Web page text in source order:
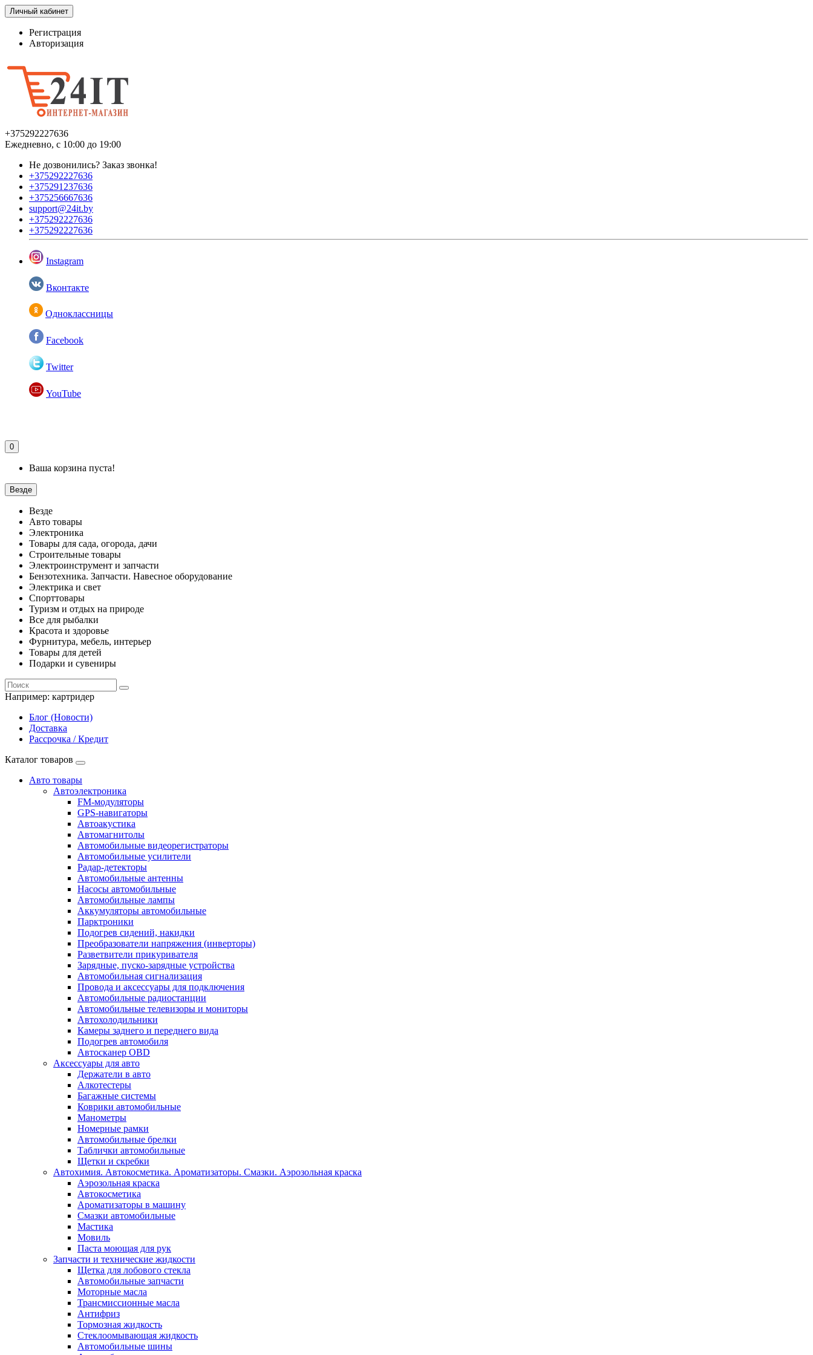
Личный кабинет
Регистрация
Авторизация
+375292227636
Ежедневно, с 10:00 до 19:00
Не дозвонились? Заказ звонка!
+375292227636
+375291237636
+375256667636
support@24it.by
+375292227636
+375292227636
Instagram
Вконтакте
Одноклассницы
Facebook
Twitter
YouTube
0
Ваша корзина пуста!
Везде
Везде
Авто товары
Электроника
Товары для сада, огорода, дачи
Строительные товары
Электроинструмент и запчасти
Бензотехника. Запчасти. Навесное оборудование
Электрика и свет
Спорттовары
Туризм и отдых на природе
Все для рыбалки
Красота и здоровье
Фурнитура, мебель, интерьер
Товары для детей
Подарки и сувениры
Например: картридер
Блог (Новости)
Доставка
Рассрочка / Кредит
Каталог товаров
Авто товары
Автоэлектроника
FM-модуляторы
GPS-навигаторы
Автоакустика
Автомагнитолы
Автомобильные видеорегистраторы
Автомобильные усилители
Радар-детекторы
Автомобильные антенны
Насосы автомобильные
Автомобильные лампы
Аккумуляторы автомобильные
Парктроники
Подогрев сидений, накидки
Преобразователи напряжения (инверторы)
Разветвители прикуривателя
Зарядные, пуско-зарядные устройства
Автомобильная сигнализация
Провода и аксессуары для подключения
Автомобильные радиостанции
Автомобильные телевизоры и мониторы
Автохолодильники
Камеры заднего и переднего вида
Подогрев автомобиля
Автосканер OBD
Аксессуары для авто
Держатели в авто
Алкотестеры
Багажные системы
Коврики автомобильные
Манометры
Номерные рамки
Автомобильные брелки
Таблички автомобильные
Щетки и скребки
Автохимия. Автокосметика. Ароматизаторы. Смазки. Аэрозольная краска
Аэрозольная краска
Автокосметика
Ароматизаторы в машину
Смазки автомобильные
Мастика
Мовиль
Паста моющая для рук
Запчасти и технические жидкости
Щетка для лобового стекла
Автомобильные запчасти
Моторные масла
Трансмиссионные масла
Антифриз
Тормозная жидкость
Стеклоомывающая жидкость
Автомобильные шины